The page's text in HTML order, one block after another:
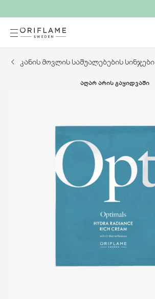
კანის მოვლის საშუალებების სინჯები
ᲐᲦᲐᲠ ᲐᲠᲘᲡ ᲒᲐᲧᲘᲓᲕᲐᲨᲘ